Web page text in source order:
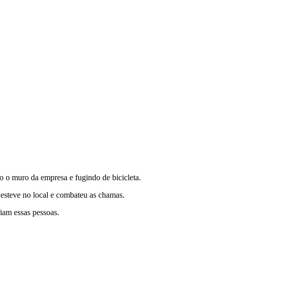
o muro da empresa e fugindo de bicicleta.
no local e combateu as chamas.
essas pessoas.